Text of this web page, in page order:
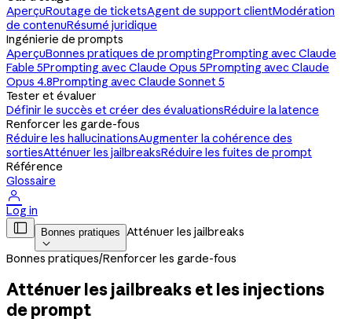
AperçuRoutage de ticketsAgent de support clientModération
de contenuRésumé juridique
Ingénierie de prompts
AperçuBonnes pratiques de promptingPrompting avec Claude
Fable 5Prompting avec Claude Opus 5Prompting avec Claude
Opus 4.8Prompting avec Claude Sonnet 5
Tester et évaluer
Définir le succès et créer des évaluationsRéduire la latence
Renforcer les garde-fous
Réduire les hallucinationsAugmenter la cohérence des
sortiesAtténuer les jailbreaksRéduire les fuites de prompt
Référence
Glossaire

Log in
 Bonnes pratiques

Atténuer les jailbreaks
Bonnes pratiques/Renforcer les garde-fous
Atténuer les jailbreaks et les injections
de prompt